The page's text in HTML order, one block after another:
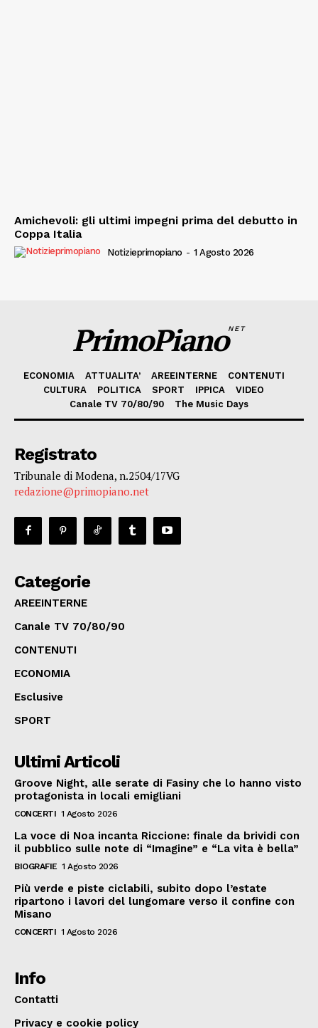
Amichevoli: gli ultimi impegni prima del debutto in
Coppa Italia
Notizieprimopiano - 1 Agosto 2026
PrimoPianoNET
ECONOMIA ATTUALITA’ AREEINTERNE
CONTENUTI
CULTURA
POLITICA SPORT IPPICA
VIDEO
Canale TV 70/80/90
The Music Days
Registrato
Tribunale di Modena, n.2504/17VG
redazione@primopiano.net
Categorie
AREEINTERNE
Canale TV 70/80/90
CONTENUTI
ECONOMIA
Esclusive
SPORT
Ultimi Articoli
Groove Night, alle serate di Fasiny che lo hanno visto
protagonista in locali emigliani
CONCERTI 1 Agosto 2026
La voce di Noa incanta Riccione: finale da brividi con
il pubblico sulle note di “Imagine” e “La vita è bella”
BIOGRAFIE 1 Agosto 2026
Più verde e piste ciclabili, subito dopo l’estate
ripartono i lavori del lungomare verso il confine con
Misano
CONCERTI 1 Agosto 2026
Info
Contatti
Privacy e cookie policy